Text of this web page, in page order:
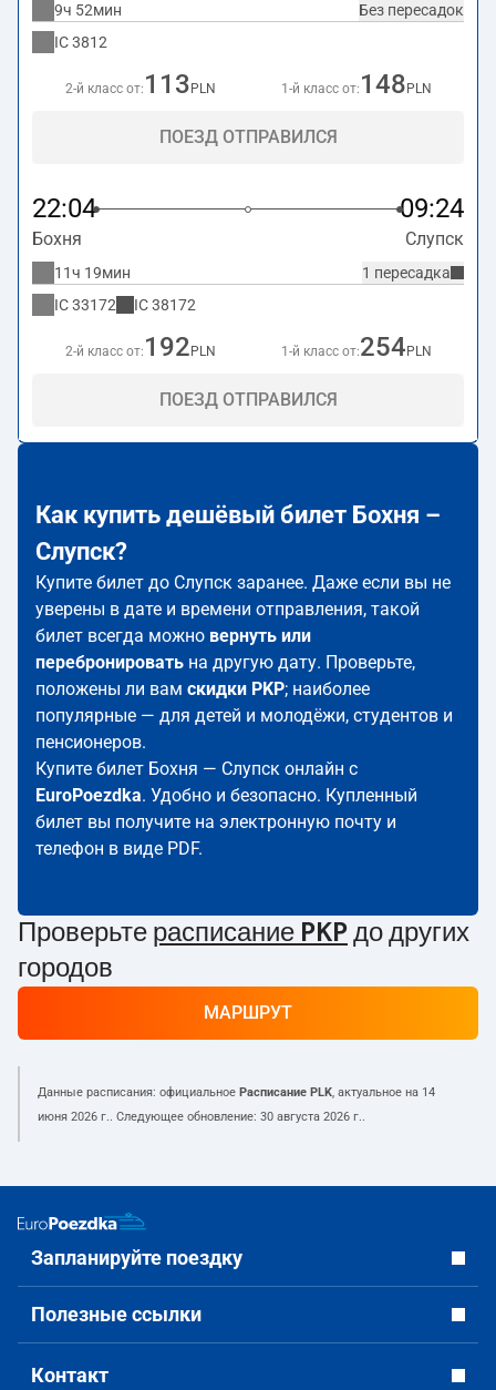
Без пересадок
9ч 52мин
IC3812
2-й класс от: 113 PLN 1-й класс от: 148 PLN
ПОЕЗД ОТПРАВИЛСЯ
22:04 09:24
Бохня Слупск
1 пересадка
11ч 19мин
IC33172 IC38172
2-й класс от: 192 PLN 1-й класс от:254 PLN
ПОЕЗД ОТПРАВИЛСЯ
Как купить дешёвый билет Бохня –
Слупск?
Купите билет до Слупск заранее. Даже если вы не
уверены в дате и времени отправления, такой
билет всегда можно вернуть или
перебронировать на другую дату. Проверьте,
положены ли вам скидки PKP; наиболее
популярные — для детей и молодёжи, студентов и
пенсионеров.
Купите билет Бохня — Слупск онлайн с
EuroPoezdka. Удобно и безопасно. Купленный
билет вы получите на электронную почту и
телефон в виде PDF.
Проверьте расписание PKP до других
городов
МАРШРУТ
Данные расписания: официальное Расписание PLK, актуальное на 14
июня 2026 г.. Следующее обновление: 30 августа 2026 г..
Запланируйте поездку
Полезные ссылки
Контакт